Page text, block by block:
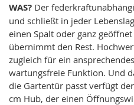
WAS? Der
und schließt in jeder
einen Spalt oder ganz
übernimmt den Rest.
zugleich für ein
wartungsfreie Funktion. Und
die Gartentür passt verfügt
cm Hub, der einen